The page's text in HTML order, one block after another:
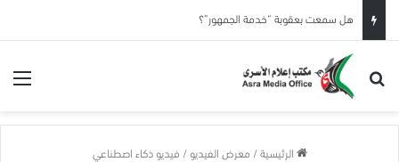
هل سمعت بعقوبة “خدمة الجمهور”؟
بحث عن
الرئيسية/ معرض الفيديو / فيديو ذكاء اصطناعي